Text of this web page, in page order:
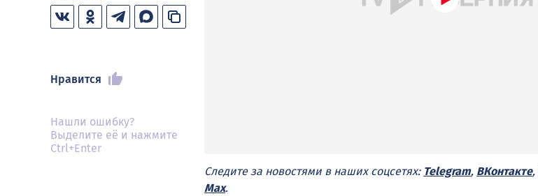
Нравится
Нашли ошибку?
Выделите её и нажмите
Ctrl+Enter
Следите за новостями в наших соцсетях: Telegram, ВКонтакте,
Max.